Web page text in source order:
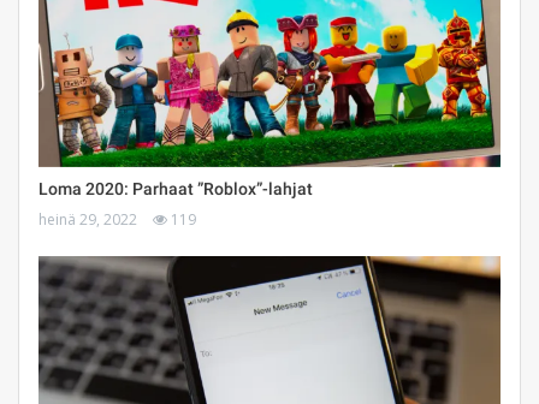
Loma 2020: Parhaat ”Roblox”-lahjat
heinä 29, 2022 119